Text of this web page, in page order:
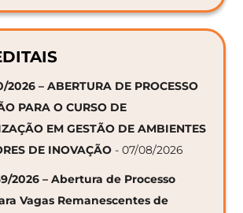
– ABERTURA DE PROCESSO
PARA O CURSO DE
EM GESTÃO DE AMBIENTES
DE INOVAÇÃO - 07/08/2026
2026 – Abertura de Processo
Vagas Remanescentes de